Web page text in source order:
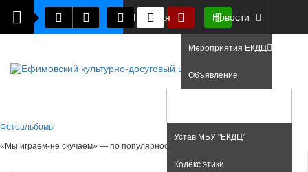
Главная Новости
Мероприятия ЕКДЦ
Объявление
Устав МБУ "ЕКДЦ"
Кодекс этики
Фотоальбомы
«Мы играем-не скучаем» — по популярности, векторы, квадратные